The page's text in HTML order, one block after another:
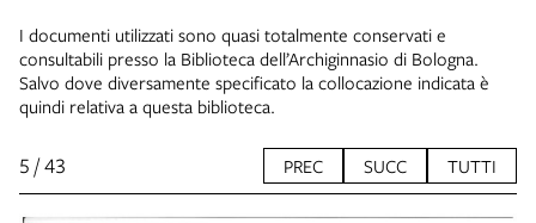
I documenti utilizzati sono quasi totalmente conservati e
consultabili presso la Biblioteca dell’Archiginnasio di Bologna.
Salvo dove diversamente specificato la collocazione indicata è
quindi relativa a questa biblioteca.
5 / 43 PREC SUCC TUTTI